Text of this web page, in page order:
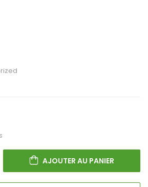
AJOUTER AU PANIER